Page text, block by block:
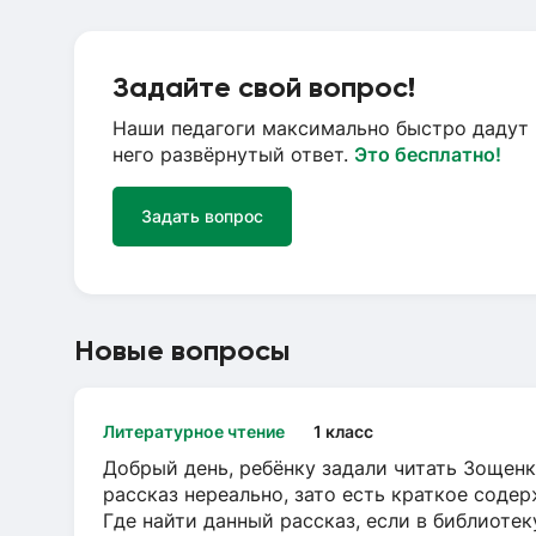
Задайте свой вопрос!
Наши педагоги максимально быстро дадут
него развёрнутый ответ. Это бесплатно!
Задать вопрос
Новые вопросы
Литературное чтение 1 класс
Добрый день, ребёнку задали читать
рассказ нереально, зато есть краткое
Где найти данный рассказ, если в